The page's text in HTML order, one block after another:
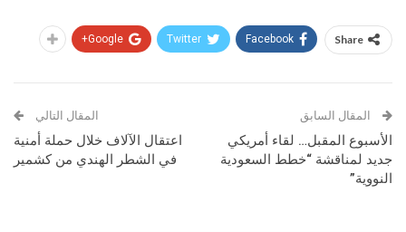
Share
Facebook
Twitter
Google+
المقال السابق
الأسبوع المقبل… لقاء أمريكي
جديد لمناقشة “خطط السعودية
النووية”
المقال التالي
اعتقال الآلاف خلال حملة أمنية
في الشطر الهندي من كشمير